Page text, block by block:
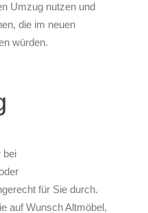
Umzug nutzen und
die im neuen
würden.
bei
für Sie durch.
auf Wunsch Altmöbel,